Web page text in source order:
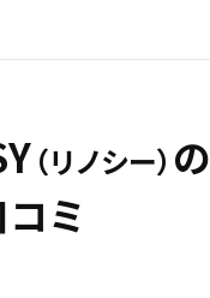
（リノシー） の
ミ